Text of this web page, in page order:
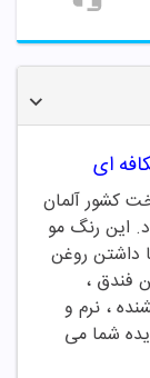
ای
کشور آلمان
می شود. این رنگ مو
داشتن روغن
فندق ،
، نرم و
شما می